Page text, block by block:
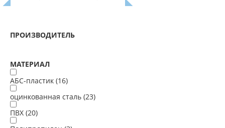
ПРОИЗВОДИТЕЛЬ
МАТЕРИАЛ
АБС-пластик (16)
оцинкованная сталь (23)
ПВХ (20)